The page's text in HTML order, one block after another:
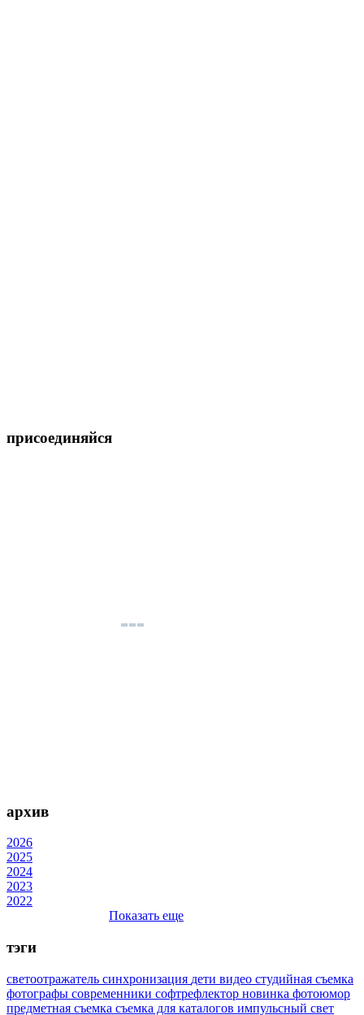
присоединяйся
архив
2026
2025
2024
2023
2022
Показать еще
тэги
светоотражатель синхронизация дети видео студийная съемка
фотографы современники софтрефлектор новинка фотоюмор
предметная съемка съемка для каталогов импульсный свет